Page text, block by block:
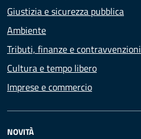
Giustizia e sicurezza pubblica
Ambiente
Tributi, finanze e contravvenzioni
Cultura e tempo libero
Imprese e commercio
NOVITÀ